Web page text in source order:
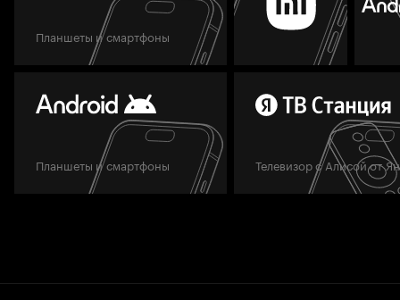
Планшеты и смартфоны
Планшеты и смартфоны Телевизор с Алисой от